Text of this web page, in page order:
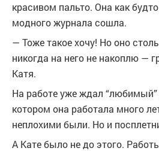
красивом пальто. Она как
модного журнала сошла.
— Тоже такое хочу! Но оно
никогда на него не накоплю —
Катя.
На работе уже ждал “любимый”
котором она работала много
неплохими были. Но и
А Кате было не до этого.